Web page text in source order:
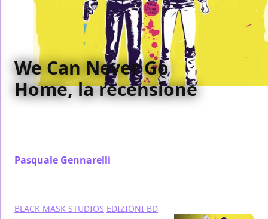
We Can Never Go
Home, la recensione
Pasquale Gennarelli
BLACK MASK STUDIOS EDIZIONI BD